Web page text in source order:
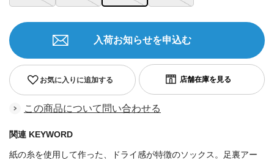
お気に入りに追加する
入荷お知らせを申込む
この商品について問い合わせる
関連 KEYWORD
紙の糸を使用して作った、ドライ感が特徴のソックス。足裏アー